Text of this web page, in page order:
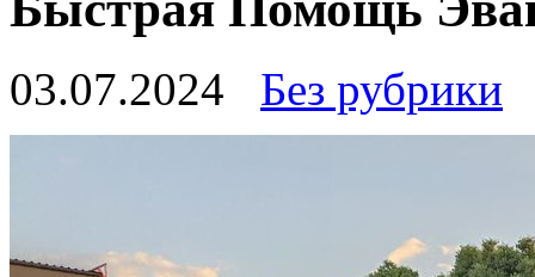
03.07.2024 Без рубрики